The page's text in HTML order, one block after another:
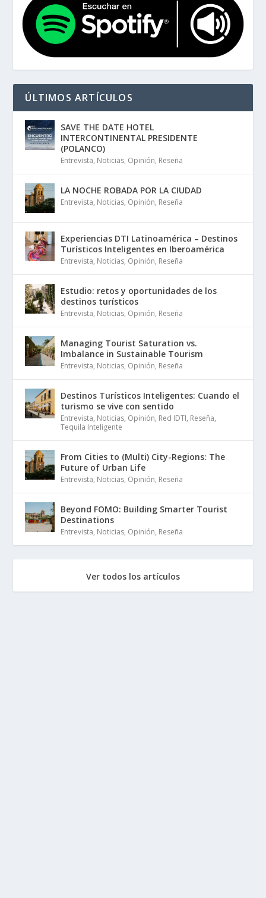
ÚLTIMOS ARTÍCULOS
SAVE THE DATE HOTEL
INTERCONTINENTAL PRESIDENTE
(POLANCO)
Entrevista, Noticias, Opinión, Reseña
LA NOCHE ROBADA POR LA CIUDAD
Entrevista, Noticias, Opinión, Reseña
Experiencias DTI Latinoamérica – Destinos
Turísticos Inteligentes en Iberoamérica
Entrevista, Noticias, Opinión, Reseña
Estudio: retos y oportunidades de los
destinos turísticos
Entrevista, Noticias, Opinión, Reseña
Managing Tourist Saturation vs.
Imbalance in Sustainable Tourism
Entrevista, Noticias, Opinión, Reseña
Destinos Turísticos Inteligentes: Cuando el
turismo se vive con sentido
Entrevista, Noticias, Opinión, Red IDTI, Reseña,
Tequila Inteligente
From Cities to (Multi) City-Regions: The
Future of Urban Life
Entrevista, Noticias, Opinión, Reseña
Beyond FOMO: Building Smarter Tourist
Destinations
Entrevista, Noticias, Opinión, Reseña
Ver todos los artículos